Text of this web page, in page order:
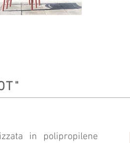
in polipropilene